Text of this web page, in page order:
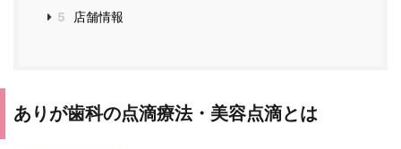
5 店舗情報
ありが歯科の点滴療法・美容点滴とは